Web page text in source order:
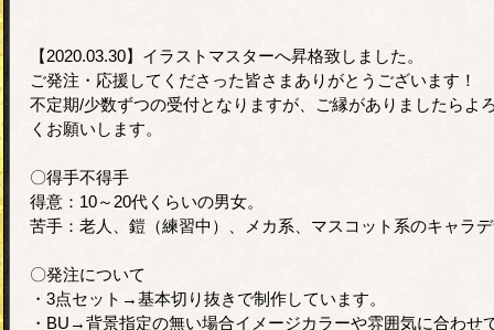
【2020.03.30】イラストマスターへ昇格致しました。
ご発注・応援してくださった皆さまありがとうございます！
不定期/少数ずつの受付となりますが、ご縁がありましたらよ
くお願いします。
〇得手不得手
得意：10～20代くらいの男女。
苦手：老人、鎧（練習中）、メカ系、マスコット系のキャラ
〇発注について
・3点セット→基本切り抜きで制作しています。
・BU→背景指定の無い場合イメージカラーや雰囲気に合わせ